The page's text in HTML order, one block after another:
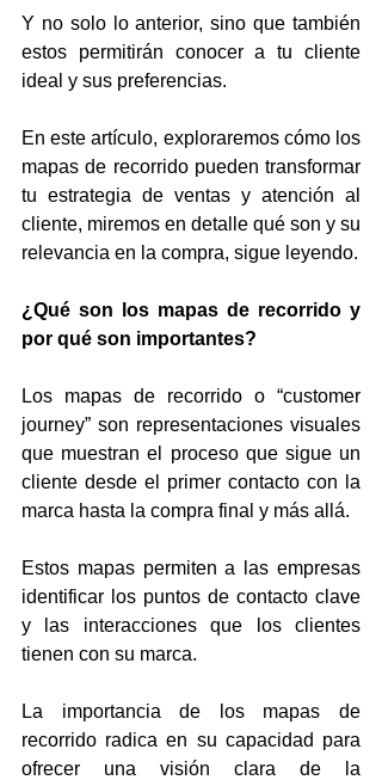
Y no solo lo anterior, sino que también
estos permitirán conocer a tu cliente
ideal y sus preferencias.
En este artículo, exploraremos cómo los
mapas de recorrido pueden transformar
tu estrategia de ventas y atención al
cliente, miremos en detalle qué son y su
relevancia en la compra, sigue leyendo.
¿Qué son los mapas de recorrido y
por qué son importantes?
Los mapas de recorrido o “customer
journey” son representaciones visuales
que muestran el proceso que sigue un
cliente desde el primer contacto con la
marca hasta la compra final y más allá.
Estos mapas permiten a las empresas
identificar los puntos de contacto clave
y las interacciones que los clientes
tienen con su marca.
La importancia de los mapas de
recorrido radica en su capacidad para
ofrecer una visión clara de la